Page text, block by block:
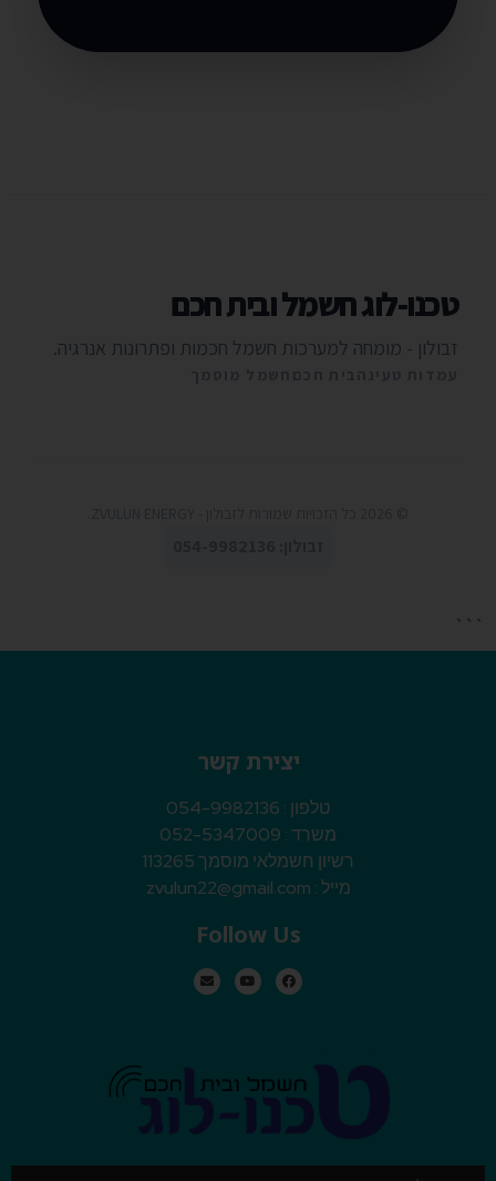
טכנו-לוג חשמל ובית חכם
זבולון - מומחה למערכות חשמל חכמות ופתרונות אנרגיה.
```
יצירת קשר
טלפון : 054-9982136
משרד : 052-5347009
רשיון חשמלאי מוסמך 113265
מייל : zvulun22@gmail.com
Follow Us